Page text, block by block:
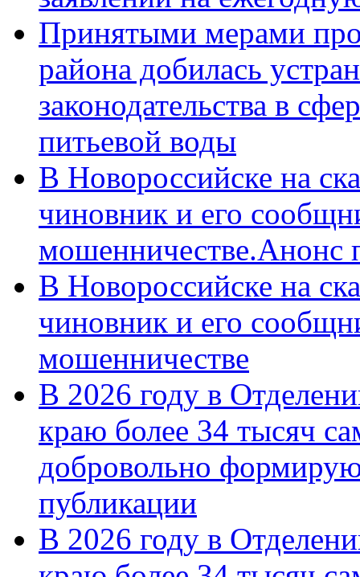
Принятыми мерами
района добилась
законодательства в
питьевой воды
В Новороссийске на
чиновник и его
мошенничестве.Анонс
В Новороссийске на
чиновник и его
мошенничестве
В 2026 году в
краю более 34 тысяч
добровольно
публикации
В 2026 году в